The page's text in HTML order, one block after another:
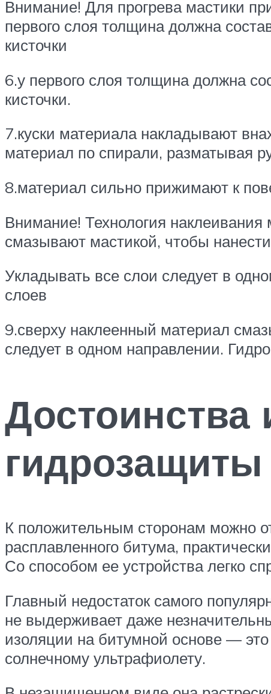
Внимание! Для прогрева мастики
первого слоя толщина должна
кисточки
6.у первого слоя толщина должна
кисточки.
7.куски материала накладывают
материал по спирали, разматывая
8.материал сильно прижимают к
Внимание! Технология
смазывают мастикой, чтобы
Укладывать все слои следует в
слоев
9.сверху наклеенный материал
следует в одном направлении.
Достоинства
гидрозащиты
К положительным сторонам можно
расплавленного битума,
Со способом ее устройства легко
Главный недостаток самого
не выдерживает даже
изоляции на битумной основе —
солнечному ультрафиолету.